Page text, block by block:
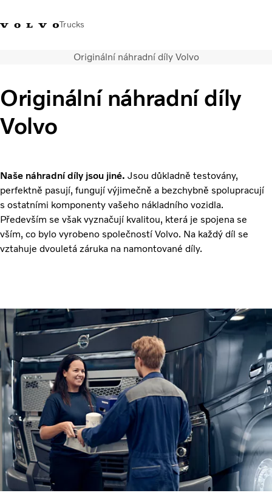
Trucks
Klub řidičů
Přihlášení k Volvo
Segmentace
Modely
Servisní síť a prodej
Novinky
Kontaktujte nás
Kariéra
O nás
Originální náhradní díly Volvo
Originální náhradní díly
Volvo
Naše náhradní díly jsou jiné. Jsou důkladně testovány,
perfektně pasují, fungují výjimečně a bezchybně spolupracují
s ostatními komponenty vašeho nákladního vozidla.
Především se však vyznačují kvalitou, která je spojena se
vším, co bylo vyrobeno společností Volvo. Na každý díl se
vztahuje dvouletá záruka na namontované díly.